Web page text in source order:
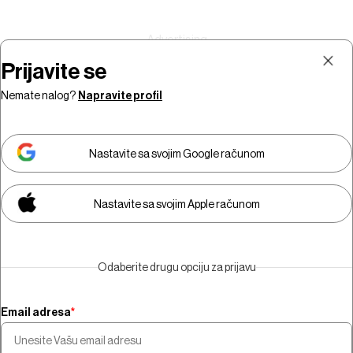
Morate biti pretplatnik da biste
gledali video sadržaj.
Pretplatite se
Prijavite se
Nemate nalog? Napravite profil
Nastavite sa svojim Google računom
Nastavite sa svojim Apple računom
Odaberite drugu opciju za prijavu
Email adresa*